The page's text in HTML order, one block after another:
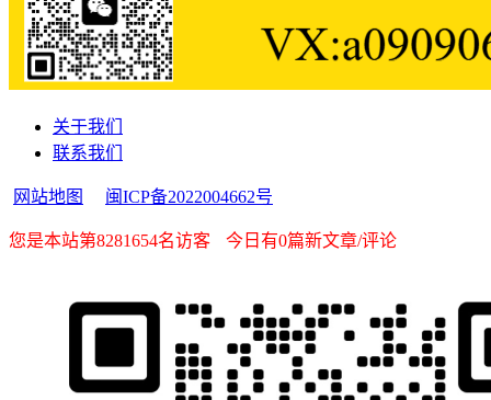
关于我们
联系我们
网站地图 闽ICP备2022004662号
您是本站第8281654名访客 今日有0篇新文章/评论